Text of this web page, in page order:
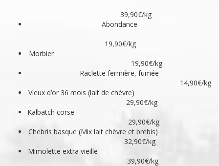
39,90€/kg
Abondance
19,90€/kg
Morbier
19,90€/kg
Raclette fermière, fumée
14,90€/kg
Vieux d’or 36 mois (lait de chèvre)
29,90€/kg
Kalbatch corse
29,90€/kg
Chebris basque (Mix lait chèvre et brebis)
32,90€/kg
Mimolette extra vieille
39,90€/kg